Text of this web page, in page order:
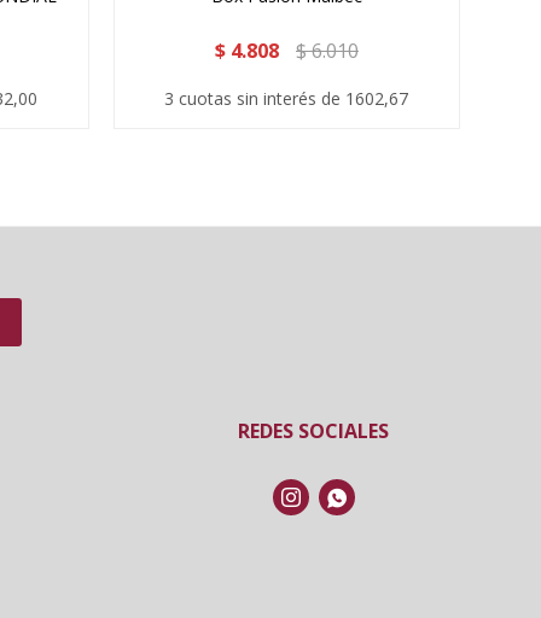
$ 4.808 $6.010
3 cuotas sin interés de 1602,67
REDES SOCIALES
 